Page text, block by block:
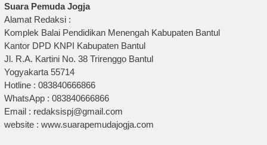
Suara Pemuda Jogja
Alamat Redaksi :
Komplek Balai Pendidikan Menengah Kabupaten Bantul
Kantor DPD KNPI Kabupaten Bantul
Jl. R.A. Kartini No. 38 Trirenggo Bantul
Yogyakarta 55714
Hotline : 083840666866
WhatsApp : 083840666866
Email : redaksispj@gmail.com
website : www.suarapemudajogja.com